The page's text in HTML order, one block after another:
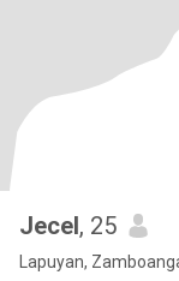
Jecel, 25
Lapuyan,